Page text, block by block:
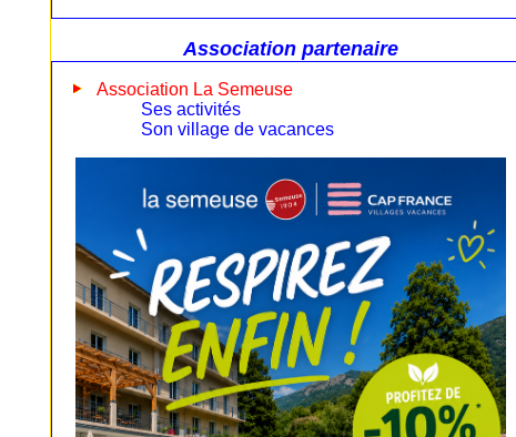
Association partenaire
Association La Semeuse
Ses activités
Son village de vacances